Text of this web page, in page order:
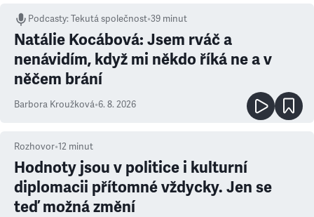
Podcasty:Tekutá společnost•39 minut
Natálie Kocábová: Jsem rváč a
nenávidím, když mi někdo říká ne a v
něčem brání
Barbora Kroužková•6. 8. 2026
Rozhovor•12 minut
Hodnoty jsou v politice i kulturní
diplomacii přítomné vždycky. Jen se
teď možná změní